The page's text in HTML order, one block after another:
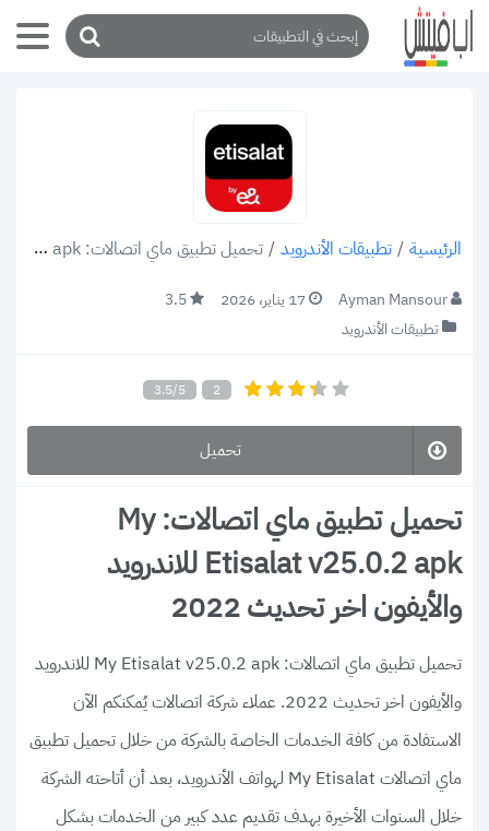
الرئيسية / تطبيقات الأندرويد / تحميل تطبيق ماي اتصالات: My Etisalat v25.0.2 apk للاندرويد والأيفون اخر تحديث 2022
Ayman Mansour 17 يناير، 2026
3.5
تطبيقات الأندرويد
3.5/5 2
تحميل
تحميل تطبيق ماي اتصالات: My
Etisalat v25.0.2 apk للاندرويد
والأيفون اخر تحديث 2022
تحميل تطبيق ماي اتصالات: My Etisalat v25.0.2 apk للاندرويد
والأيفون اخر تحديث 2022. عملاء شركة اتصالات يُمكنكم الآن
الاستفادة من كافة الخدمات الخاصة بالشركة من خلال تحميل تطبيق
ماي اتصالات My Etisalat لهواتف الأندرويد، بعد أن أتاحته الشركة
خلال السنوات الأخيرة بهدف تقديم عدد كبير من الخدمات بشكل